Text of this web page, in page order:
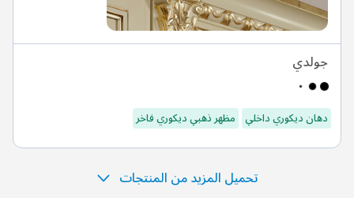
جولدي
دهان ديكوري داخلي مظهر ذهبي ديكوري فاخر
تحميل المزيد من المنتجات